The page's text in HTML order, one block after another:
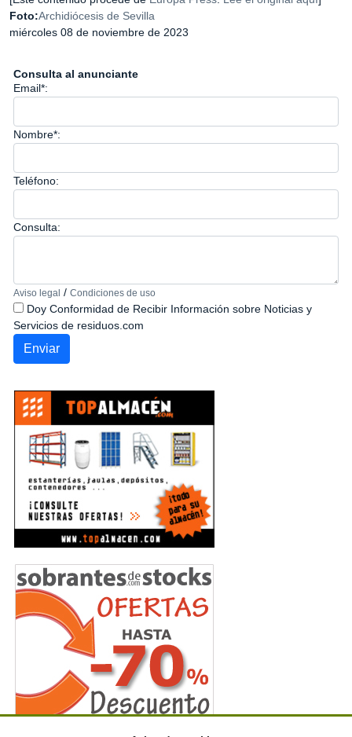
Foto:Archidiócesis de Sevilla
miércoles 08 de noviembre de 2023
Consulta al anunciante
Email*:
Nombre*:
Teléfono:
Consulta:
Aviso legal / Condiciones de uso
Doy Conformidad de Recibir Información sobre Noticias y
Servicios de residuos.com